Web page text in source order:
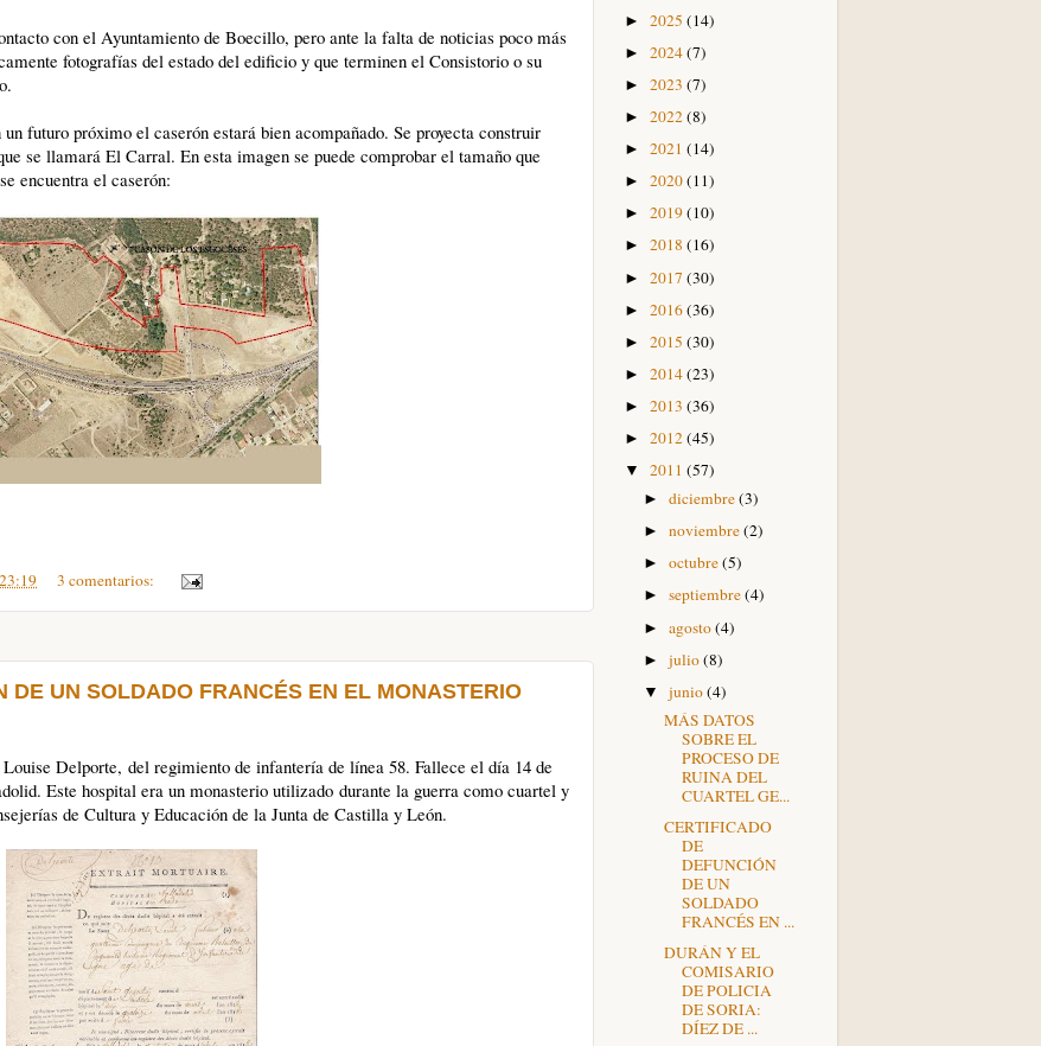
con el Ayuntamiento de Boecillo, pero ante la falta de noticias poco más
fotografías del estado del edificio y que terminen el Consistorio o su
futuro próximo el caserón estará bien acompañado. Se proyecta construir
se llamará El Carral. En esta imagen se puede comprobar el tamaño que
encuentra el caserón:
23:19 3 comentarios:
DE UN SOLDADO FRANCÉS EN EL MONASTERIO
Delporte, del regimiento de infantería de línea 58. Fallece el día 14 de
Este hospital era un monasterio utilizado durante la guerra como cuartel y
de Cultura y Educación de la Junta de Castilla y León.
► 2025 (14)
► 2024(7)
► 2023 (7)
► 2022(8)
► 2021 (14)
► 2020(11)
► 2019(10)
► 2018 (16)
► 2017 (30)
► 2016(36)
► 2015 (30)
► 2014(23)
► 2013 (36)
► 2012(45)
▼ 2011 (57)
►diciembre(3)
►noviembre(2)
►octubre(5)
►septiembre(4)
►agosto(4)
►julio(8)
▼junio(4)
MÁS DATOS
SOBRE EL
PROCESO DE
RUINA DEL
CUARTEL GE...
CERTIFICADO
DE
DEFUNCIÓN
DE UN
SOLDADO
FRANCÉS EN ...
DURÁN Y EL
COMISARIO
DE POLICIA
DE SORIA:
DÍEZ DE ...